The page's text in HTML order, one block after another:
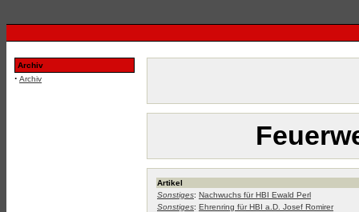
Archiv
· Archiv
Artikel
Sonstiges: Nachwuchs für HBI Ewald Perl
Sonstiges: Ehrenring für HBI a.D. Josef Romirer